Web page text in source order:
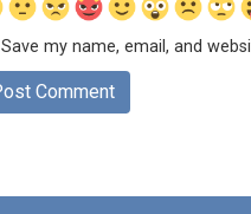
Save my name, email, and